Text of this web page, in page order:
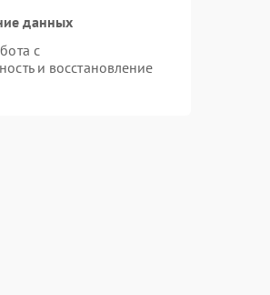
данных
с
и восстановление